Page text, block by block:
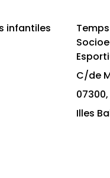
infantiles
C/de
Illes